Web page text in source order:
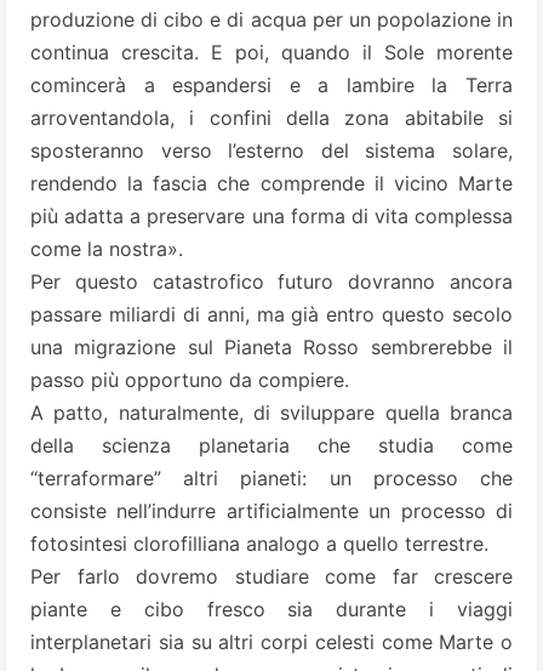
produzione di cibo e di acqua per un popolazione in
continua crescita. E poi, quando il Sole morente
comincerà a espandersi e a lambire la Terra
arroventandola, i confini della zona abitabile si
sposteranno verso l’esterno del sistema solare,
rendendo la fascia che comprende il vicino Marte
più adatta a preservare una forma di vita complessa
come la nostra».
Per questo catastrofico futuro dovranno ancora
passare miliardi di anni, ma già entro questo secolo
una migrazione sul Pianeta Rosso sembrerebbe il
passo più opportuno da compiere.
A patto, naturalmente, di sviluppare quella branca
della scienza planetaria che studia come
“terraformare” altri pianeti: un processo che
consiste nell’indurre artificialmente un processo di
fotosintesi clorofilliana analogo a quello terrestre.
Per farlo dovremo studiare come far crescere
piante e cibo fresco sia durante i viaggi
interplanetari sia su altri corpi celesti come Marte o